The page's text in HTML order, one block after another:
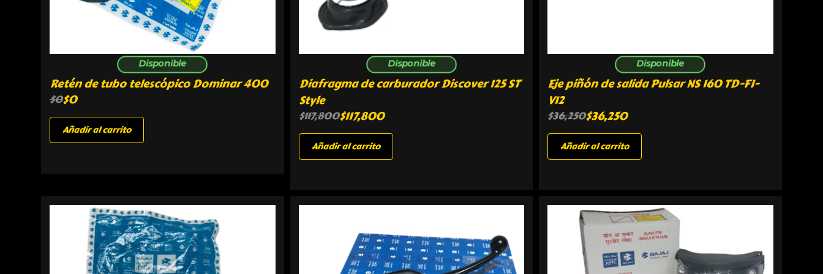
Disponible
Retén de tubo telescópico Dominar 400
$0$0
Añadir al carrito
Disponible
Diafragma de carburador Discover 125 ST
Style
$117,800$117,800
Añadir al carrito
Disponible
Eje piñón de salida Pulsar NS 160 TD-FI-
V12
$36,250$36,250
Añadir al carrito